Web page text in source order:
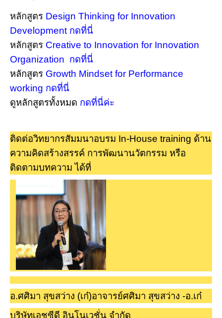
หลักสูตร Design Thinking for Innovation
Development กดที่นี่
หลักสูตร Creative to Innovation for Innovation
Organization กดที่นี่
หลักสูตร Growth Mindset for Performance
working กดที่นี่
ดูหลักสูตรทั้งหมด กดที่นี่ค่ะ
ติดต่อวิทยากรสัมมนาอบรม In-House training ด้าน
ความคิดสร้างสรรค์ การพัฒนานวัตกรรม หรือ
ติดตามบทความ ได้ที่
อ.ศศิมา สุขสว่าง (เก๋)อาจารย์ศศิมา สุขสว่าง -อ.เก๋
บริษัทเอชซีดี อินโนเวชั่น จำกัด